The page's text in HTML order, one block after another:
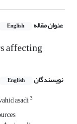
عنوان مقاله English
affecting
نویسندگان English
asadi3